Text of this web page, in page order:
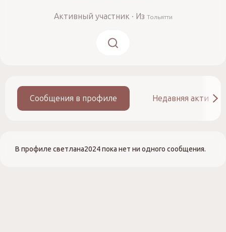
Активный участник · Из Тольятти
Сообщения в профиле Недавняя
В профиле светлана2024 пока нет ни одного сообщения.